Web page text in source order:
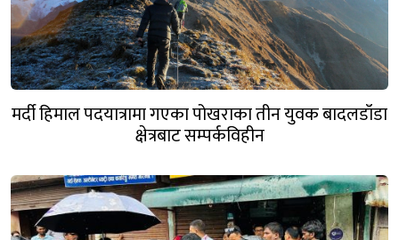
मर्दी हिमाल पदयात्रामा गएका पोखराका तीन युवक बादलडाँडा
क्षेत्रबाट सम्पर्कविहीन